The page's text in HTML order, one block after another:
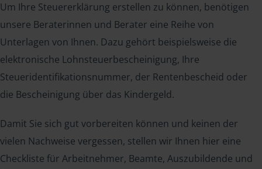
Um Ihre Steuererklärung erstellen zu können, benötigen
unsere Beraterinnen und Berater eine Reihe von
Unterlagen von Ihnen. Dazu gehört beispielsweise die
elektronische Lohnsteuerbescheinigung, Ihre
Steueridentifikationsnummer, der Rentenbescheid oder
die Bescheinigung über das Kindergeld.
Damit Sie sich gut vorbereiten können und keinen der
vielen Nachweise vergessen, stellen wir Ihnen hier eine
Checkliste für Arbeitnehmer, Beamte, Auszubildende und